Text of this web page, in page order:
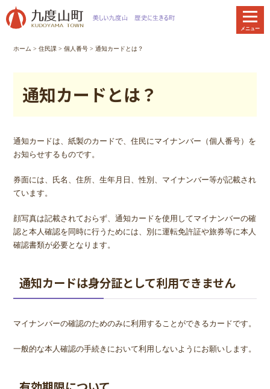
文
メニュー
ホーム >住民課 >個人番号 > 通知カードとは？
通知カードとは？
通知カードは、紙製のカードで、住民にマイナンバー（個人番号）を
お知らせするものです。
券面には、氏名、住所、生年月日、性別、マイナンバー等が記載され
ています。
顔写真は記載されておらず、通知カードを使用してマイナンバーの確
認と本人確認を同時に行うためには、別に運転免許証や旅券等に本人
確認書類が必要となります。
通知カードは身分証として利用できません
マイナンバーの確認のためのみに利用することができるカードです。
一般的な本人確認の手続きにおいて利用しないようにお願いします。